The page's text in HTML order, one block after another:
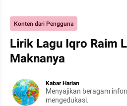
Konten dari Pengguna
Lirik Lagu Iqro Raim
Maknanya
Kabar Harian
Menyajikan beragam
mengedukasi.